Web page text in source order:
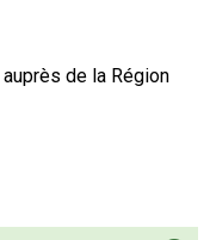
auprès de la Région